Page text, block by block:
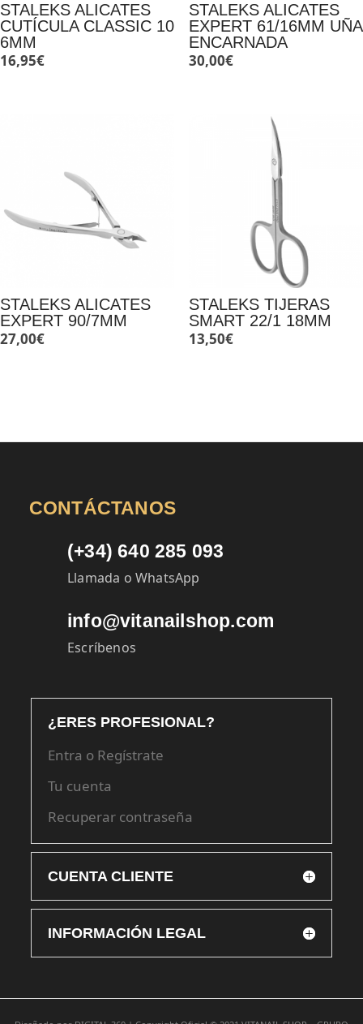
STALEKS ALICATES
CUTÍCULA CLASSIC 10
6MM
16,95€
STALEKS ALICATES
EXPERT 61/16MM UÑA
ENCARNADA
30,00€
STALEKS ALICATES
EXPERT 90/7MM
27,00€
STALEKS TIJERAS
SMART 22/1 18MM
13,50€
CONTÁCTANOS
(+34) 640 285 093
Llamada o WhatsApp
info@vitanailshop.com
Escríbenos
¿ERES PROFESIONAL?
Entra o Regístrate
Tu cuenta
Recuperar contraseña
CUENTA CLIENTE
INFORMACIÓN LEGAL